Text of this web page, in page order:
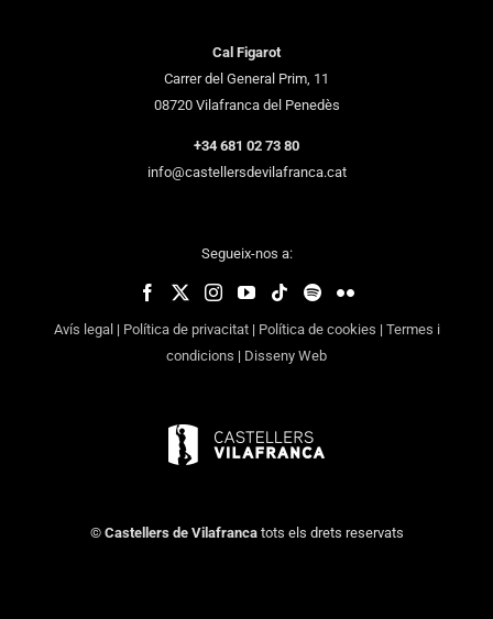
Cal Figarot
Carrer del General Prim, 11
08720 Vilafranca del Penedès
+34 681 02 73 80
info@castellersdevilafranca.cat
Segueix-nos a:
Avís legal | Política de privacitat| Política de cookies | Termes i
condicions | Disseny Web
© Castellers de Vilafrancatots els drets reservats